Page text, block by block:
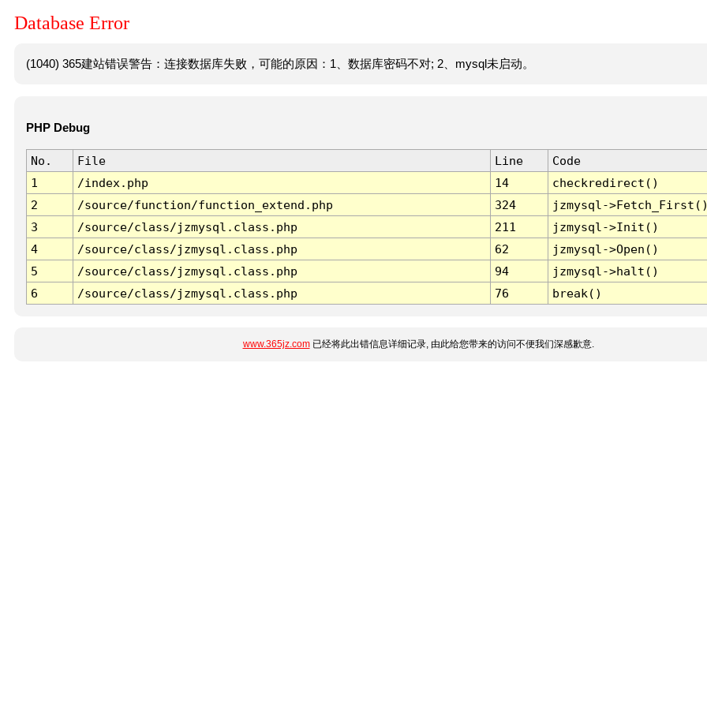
Database Error
(1040) 365建站错误警告：连接数据库失败，可能的原因：1、数据库密码不对; 2、mysql未启动。
PHP Debug
No. File Line
Code
1
/index.php 14
checkredirect()
2
/source/function/function_extend.php 324
jzmysql-
3
/source/class/jzmysql.class.php 211
jzmysql->Init()
4
/source/class/jzmysql.class.php 62
jzmysql->Open()
5
/source/class/jzmysql.class.php 94
jzmysql->halt()
6
/source/class/jzmysql.class.php 76 break()
www.365jz.com已经将此出错信息详细记录, 由此给您带来的访问不便我们深感歉意.